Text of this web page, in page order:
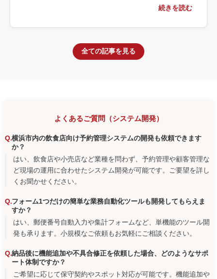
ウド保存・個別開発の境界と、安全に運用するための
続きを読む
全ての記事を見る
よくあるご質問（システム開発）
横浜市内の飲食店向け予約管理システムの開発も依頼できます
か？
はい、飲食店や小売店など業種を問わず、予約管理や顧客管理な
ど現場の運用に合わせたシステム開発が可能です。ご要望を詳し
くお聞かせください。
フォーム1つだけの簡単な業務自動化ツールも開発してもらえま
すか？
はい、郵便番号自動入力や集計フォームなど、単機能のツール開
発も承ります。小規模なご依頼もお気軽にご相談ください。
納品後に機能追加や不具合修正を依頼した場合、どのようなサポ
ート体制ですか？
ご希望に応じて保守契約やスポット対応が可能です。機能追加や